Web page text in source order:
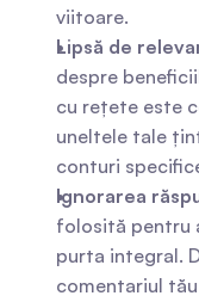
viitoare.
Lipsă de
despre
cu rețete este
uneltele tale
conturi
Ignorarea
folosită pentru
purta integral.
comentariul